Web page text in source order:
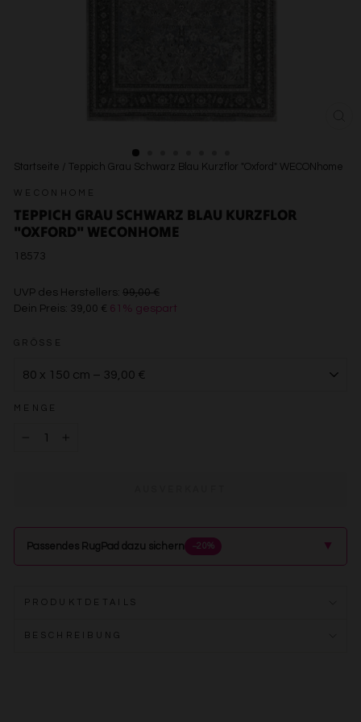
Startseite / Teppich Grau Schwarz Blau Kurzflor "Oxford" WECONhome
WECONHOME
TEPPICH GRAU SCHWARZ BLAU KURZFLOR
"OXFORD" WECONHOME
18573
UVP des Herstellers: 99,00 €€99,00
Dein Preis: 39,00 € 61% gespart
GRÖSSE
MENGE
Passendes RugPad dazu sichern −20% ▲
PRODUKTDETAILS
BESCHREIBUNG